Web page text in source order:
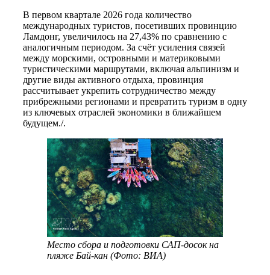
В первом квартале 2026 года количество
международных туристов, посетивших провинцию
Ламдонг, увеличилось на 27,43% по сравнению с
аналогичным периодом. За счёт усиления связей
между морскими, островными и материковыми
туристическими маршрутами, включая альпинизм и
другие виды активного отдыха, провинция
рассчитывает укрепить сотрудничество между
прибрежными регионами и превратить туризм в одну
из ключевых отраслей экономики в ближайшем
будущем./.
Место сбора и подготовки САП-досок на
пляже Бай-кан (Фото: ВИА)